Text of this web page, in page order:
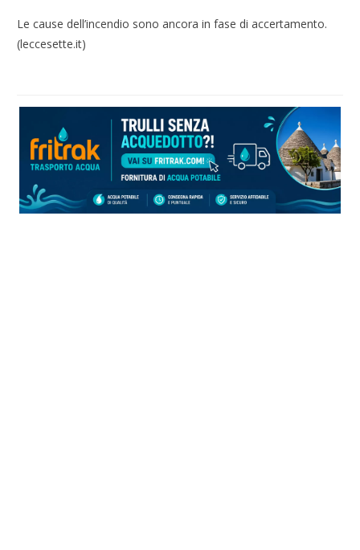
Le cause dell’incendio sono ancora in fase di accertamento.
(leccesette.it)